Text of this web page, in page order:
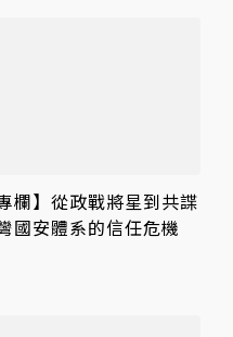
欄】從政戰將星到共諜
國安體系的信任危機